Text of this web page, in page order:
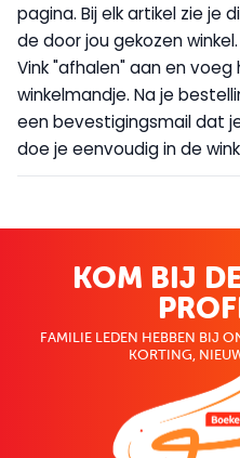
pagina. Bij elk artikel zie je
de door jou gekozen
Vink "afhalen" aan en
winkelmandje. Na je
een bevestigingsmail dat
doe je eenvoudig in de
KOM BIJ
FAMILIE LEDEN HEBBEN BIJ
KORTING,